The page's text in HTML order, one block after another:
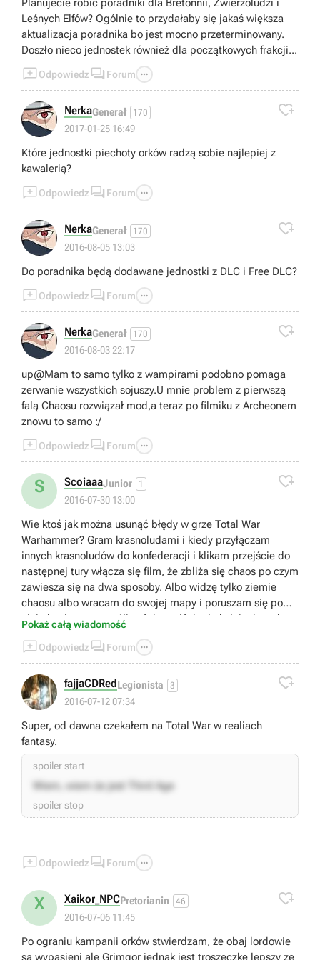
spotykałem armie po 16 całkiem niezłych oddziałów, a nie
goły garnizon, autor porad miał farta i dokonywał
podbojów z palcem w uchu. Ale jak on tę twierdzę, z
moździerzem i garnizonem bodajże 22 jednostek zdobył
jedną armią i jednym taranem, wpychając ją przez jedną
bramę - bij zabij, nie wiem.
Planujecie robić poradniki dla Bretonnii, Zwierzoludzi i
Leśnych Elfów? Ogólnie to przydałaby się jakaś większa
aktualizacja poradnika bo jest mocno przeterminowany.
Doszło nieco jednostek również dla początkowych frakcji...
Odpowiedz  Forum 
NerkaGenerał 170
2017-01-25 16:49

Które jednostki piechoty orków radzą sobie najlepiej z
kawalerią?
Odpowiedz  Forum 
NerkaGenerał 170
2016-08-05 13:03

Do poradnika będą dodawane jednostki z DLC i Free DLC?
Odpowiedz  Forum 
NerkaGenerał 170
2016-08-03 22:17

up@Mam to samo tylko z wampirami podobno pomaga
zerwanie wszystkich sojuszy.U mnie problem z pierwszą
falą Chaosu rozwiązał mod,a teraz po filmiku z Archeonem
znowu to samo :/
Odpowiedz  Forum 
S ScoiaaaJunior 1
2016-07-30 13:00

Wie ktoś jak można usunąć błędy w grze Total War
Warhammer? Gram krasnoludami i kiedy przyłączam
innych krasnoludów do konfederacji i klikam przejście do
następnej tury włącza się film, że zbliża się chaos po czym
zawiesza się na dwa sposoby. Albo widzę tylko ziemie
chaosu albo wracam do swojej mapy i poruszam się po
niej ale nie mam możliwości przejścia do kolejnej rundy
ponieważ nie zamknąłem wydarzeń, których się nie da
zamknąć. Wyświetla się wykrzyknik na ikonce wydarzeń
ale nie da się ich aktywować. Sprawdziłem metodą prób i
błędów co powoduje zawieszenie. Kiedy nie przyłączam
krasnali do konfederacji nie włącza się chaos i mogę
swobodnie grać. Prędzej czy później podbiję ziemie, które
wymuszą na chaosie atak i znów wrócę do punktu wyjścia
:/ Z góry dziękuję za podpowiedzi.
Pokaż całą wiadomość
Odpowiedz  Forum 
fajjaCDRed Legionista 3
2016-07-12 07:34

Super, od dawna czekałem na Total War w realiach
fantasy.
spoiler start
Wiem, wiem że jest Third Age
spoiler stop
Odpowiedz  Forum 
X Xaikor_NPCPretorianin 46
2016-07-06 11:45

Po ograniu kampanii orków stwierdzam, że obaj lordowie
są wypasieni ale Grimgor jednak jest troszeczkę lepszy ze